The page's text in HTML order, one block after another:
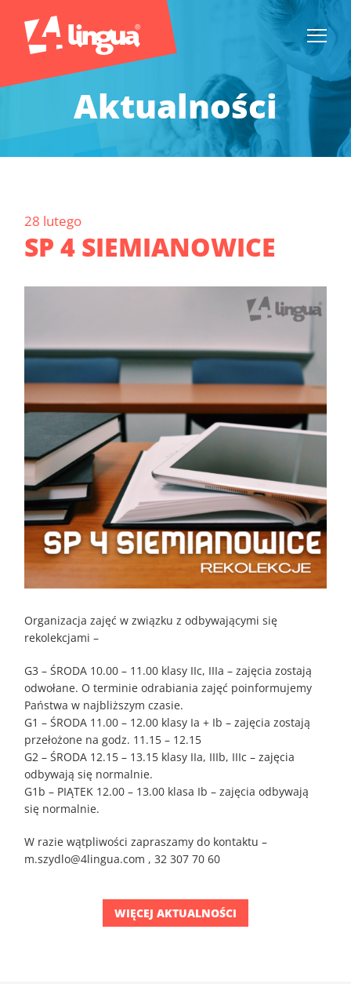
Aktualności
28 lutego
SP 4 SIEMIANOWICE
Organizacja zajęć w związku z odbywającymi się
rekolekcjami –
G3 – ŚRODA 10.00 – 11.00 klasy IIc, IIIa – zajęcia zostają
odwołane. O terminie odrabiania zajęć poinformujemy
Państwa w najbliższym czasie.
G1 – ŚRODA 11.00 – 12.00 klasy Ia + Ib – zajęcia zostają
przełożone na godz. 11.15 – 12.15
G2 – ŚRODA 12.15 – 13.15 klasy IIa, IIIb, IIIc – zajęcia
odbywają się normalnie.
G1b – PIĄTEK 12.00 – 13.00 klasa Ib – zajęcia odbywają
się normalnie.
W razie wątpliwości zapraszamy do kontaktu –
m.szydlo@4lingua.com , 32 307 70 60
WIĘCEJ AKTUALNOŚCI